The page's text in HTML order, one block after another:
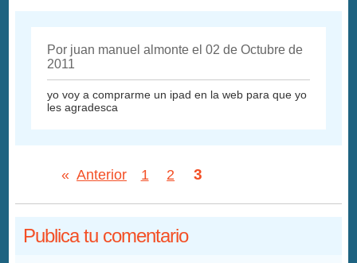
Por juan manuel almonte el 02 de Octubre de
2011
yo voy a comprarme un ipad en la web para que yo
les agradesca
« Anterior 1 2 3
Publica tu comentario